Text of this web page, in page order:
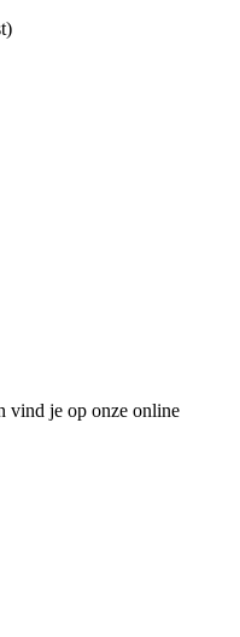
vind je op onze online